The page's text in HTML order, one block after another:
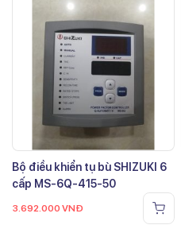
Bộ điều khiển tụ bù SHIZUKI 6
cấp MS-6Q-415-50
3.692.000 VNĐ